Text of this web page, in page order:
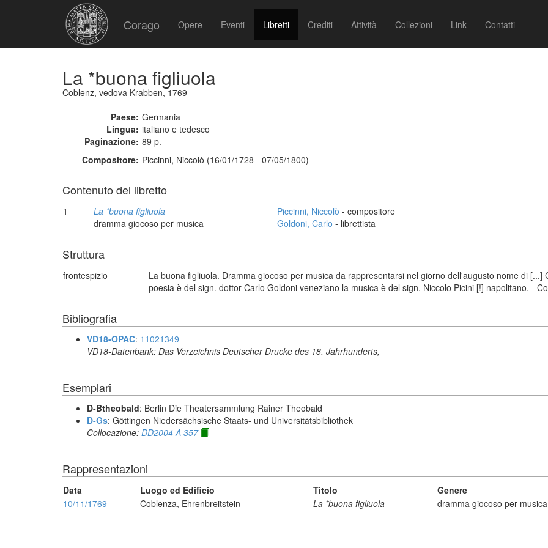
Corago Opere Eventi Libretti Crediti Attività Collezioni Link Contatti
La *buona figliuola
Coblenz, vedova Krabben, 1769
Paese: Germania
Lingua: italiano e tedesco
Paginazione: 89 p.
Compositore: Piccinni, Niccolò (16/01/1728 - 07/05/1800)
Contenuto del libretto
1
La *buona figliuola
dramma giocoso per musica
Piccinni, Niccolò - compositore
Goldoni, Carlo - librettista
Struttura
frontespizio
La buona figliuola. Dramma giocoso per musica da rappresentarsi nel giorno dell'augusto nome di
poesia è del sign. dottor Carlo Goldoni veneziano la musica è del sign. Niccolo Picini [!] napolitano. -
Bibliografia
VD18-OPAC: 11021349
VD18-Datenbank: Das Verzeichnis Deutscher Drucke des 18. Jahrhunderts,
Esemplari
D-Btheobald: Berlin Die Theatersammlung Rainer Theobald
D-Gs: Göttingen Niedersächsische Staats- und Universitätsbibliothek
Collocazione: DD2004 A 357
Rappresentazioni
Data Luogo ed Edificio Titolo Genere
10/11/1769
Coblenza, Ehrenbreitstein La *buona figliuola dramma giocoso per musica